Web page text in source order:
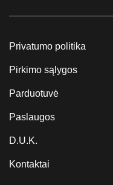
Privatumo politika
Pirkimo sąlygos
Parduotuvė
Paslaugos
D.U.K.
Kontaktai